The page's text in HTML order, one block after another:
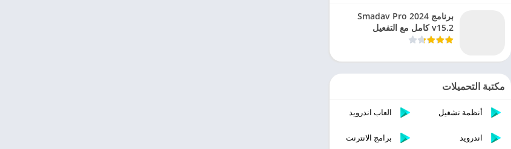
برنامج Smadav Pro 2024
v15.2 كامل مع التفعيل
مكتبة التحميلات
أنظمة تشغيل العاب اندرويد
اندرويد
برامج الانترنت